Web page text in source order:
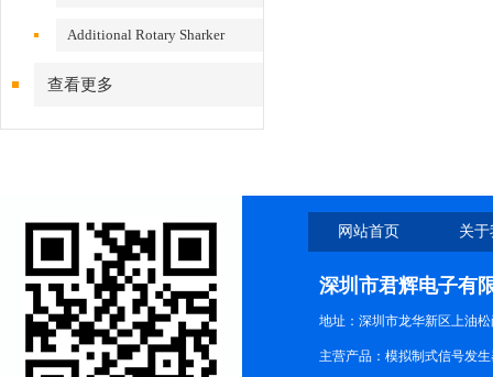
Additional Rotary Sharker
查看更多
网站首页 关
深圳市君辉电子有
地址：深圳市龙华新区上油松
主营产品：模拟制式信号发